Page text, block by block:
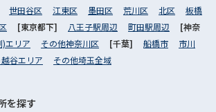
世田谷区 江東区 墨田区 荒川区 北区
板橋
[東京都下] 八王子駅周辺 町田駅周辺
[神奈
エリア その他神奈川区 [千葉] 船橋市
市川
谷エリア その他埼玉全域
を探す